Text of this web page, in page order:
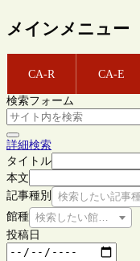
メインメニュー
CA-R CA-E
検索フォーム
詳細検索
タイトル
本文
記事種別
検索したい記事
館種 検索したい館種を選択
投稿日